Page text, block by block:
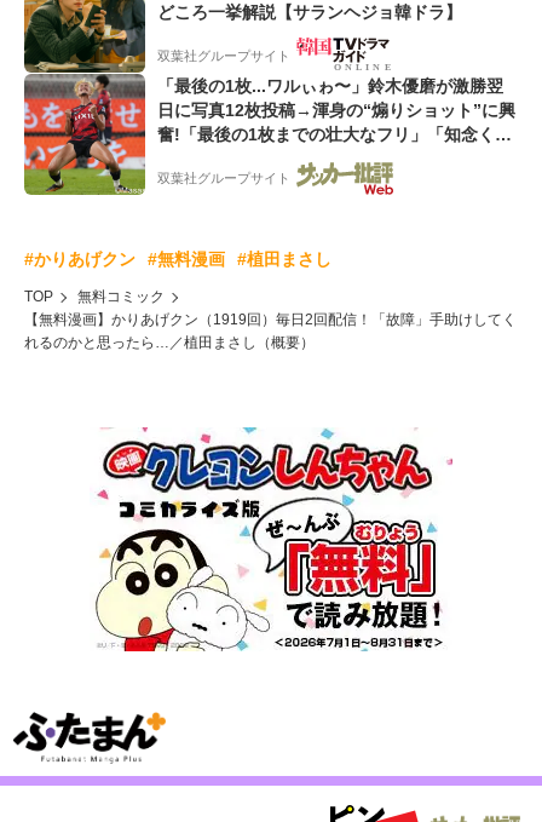
どころ一挙解説【サランヘジョ韓ドラ】
双葉社グループサイト
「最後の1枚...ワルぃゎ〜」鈴木優磨が激勝翌
日に写真12枚投稿→渾身の“煽りショット”に興
奮!「最後の1枚までの壮大なフリ」「知念くん
のことどんだけ好きなんよw」
双葉社グループサイト
#かりあげクン #無料漫画 #植田まさし
TOP
無料コミック
【無料漫画】かりあげクン（1919回）毎日2回配信！「故障」手助けしてく
れるのかと思ったら…／植田まさし（概要）